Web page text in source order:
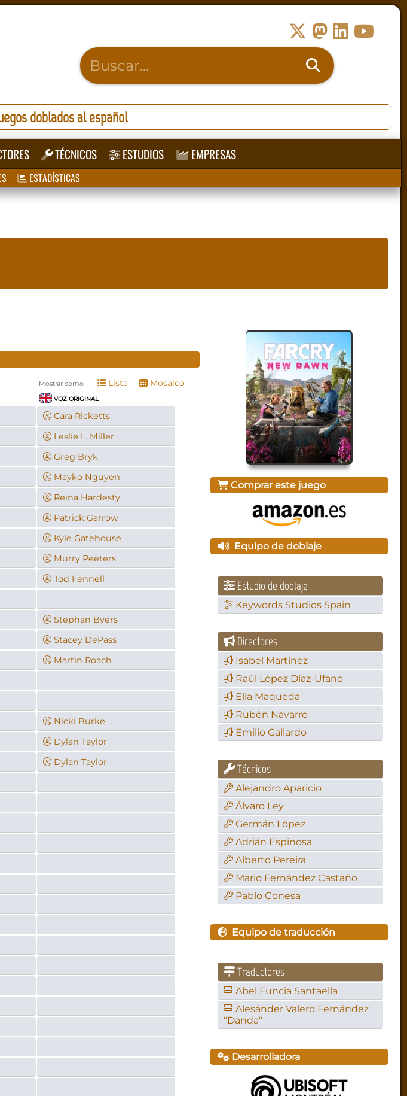
doblados al español
TÉCNICOS ESTUDIOS EMPRESAS
ESTADÍSTICAS
Mostrar como Lista Mosaico
VOZ ORIGINAL
Cara Ricketts
Leslie L. Miller
Greg Bryk
Mayko Nguyen
Reina Hardesty
Patrick Garrow
Kyle Gatehouse
Murry Peeters
Tod Fennell
Stephan Byers
Stacey DePass
Martin Roach
Nicki Burke
Dylan Taylor
Dylan Taylor
Comprar este juego
Equipo de doblaje
Estudio de doblaje
Keywords Studios Spain
Directores
Isabel Martínez
Raúl López Díaz-Ufano
Elia Maqueda
Rubén Navarro
Emilio Gallardo
Técnicos
Alejandro Aparicio
Álvaro Ley
Germán López
Adrián Espinosa
Alberto Pereira
Mario Fernández Castaño
Pablo Conesa
Equipo de traducción
Traductores
Abel Funcia Santaella
Alesánder Valero Fernández
"Danda"
Desarrolladora